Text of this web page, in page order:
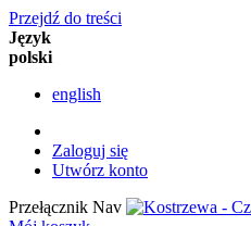
Przejdź do treści
Język
polski
english
Zaloguj się
Utwórz konto
Przełącznik Nav